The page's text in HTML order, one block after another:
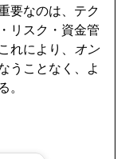
要なのは、テク
リスク・資金管
れにより、 オン
うことなく、よ
。